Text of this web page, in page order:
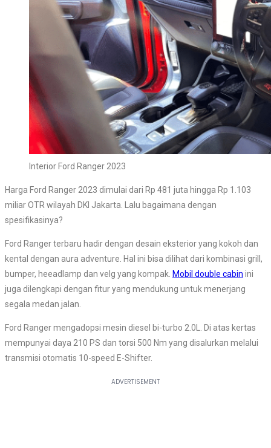
Interior Ford Ranger 2023
Harga Ford Ranger 2023 dimulai dari Rp 481 juta hingga Rp 1.103
miliar OTR wilayah DKI Jakarta. Lalu bagaimana dengan
spesifikasinya?
Ford Ranger terbaru hadir dengan desain eksterior yang kokoh dan
kental dengan aura adventure. Hal ini bisa dilihat dari kombinasi grill,
bumper, heeadlamp dan velg yang kompak. Mobil double cabin ini
juga dilengkapi dengan fitur yang mendukung untuk menerjang
segala medan jalan.
Ford Ranger mengadopsi mesin diesel bi-turbo 2.0L. Di atas kertas
mempunyai daya 210 PS dan torsi 500 Nm yang disalurkan melalui
transmisi otomatis 10-speed E-Shifter.